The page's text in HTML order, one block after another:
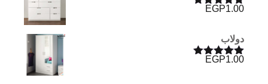
تم التقييم
EGP1.00
دولاب
تم التقييم
EGP1.00